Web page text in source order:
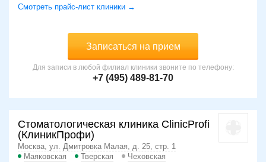
Смотреть прайс-лист клиники →
Записаться на прием
Для записи в любой филиал клиники звоните по телефону:
+7 (495) 489-81-70
Стоматологическая клиника ClinicProfi
(КлиникПрофи)
Москва, ул. Дмитровка Малая, д. 25, стр. 1
Маяковская
Тверская
Чеховская